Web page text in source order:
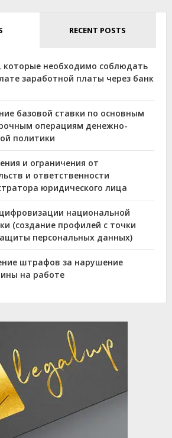
RECENT POSTS
которые необходимо соблюдать
заработной платы через банк
базовой ставки по основным
операциям денежно-
политики
и ограничения от
и ответственности
юридического лица
национальной
(создание профилей с точки
персональных данных)
штрафов за нарушение
на работе